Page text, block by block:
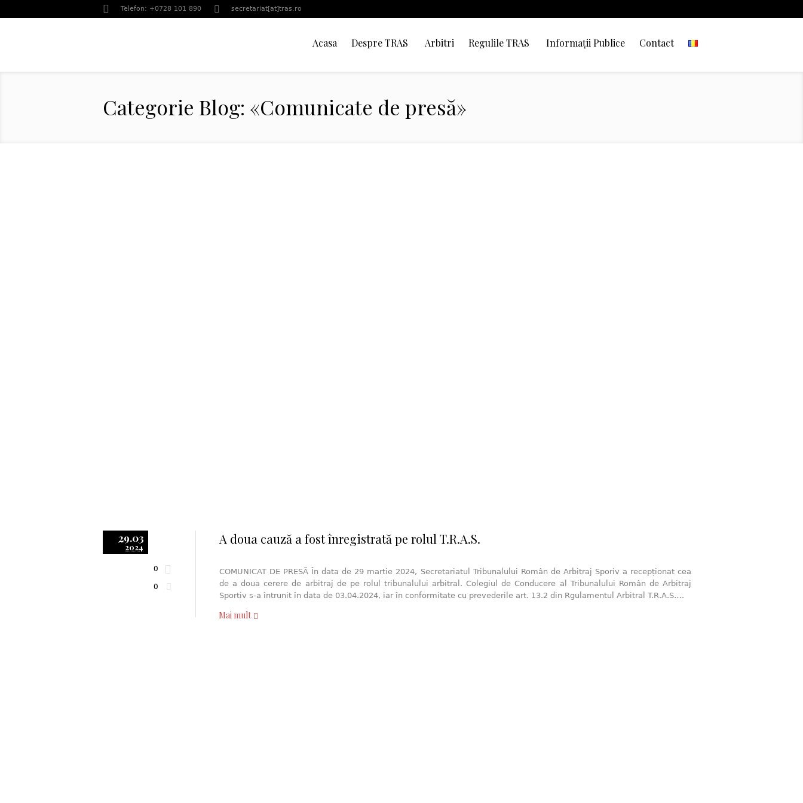
Telefon: +0728 101 890 secretariat[at]tras.ro
Acasa Despre TRAS Arbitri Regulile TRAS Informații Publice Contact
Categorie Blog: «Comunicate de presă»
29.03
2024
0
0
A doua cauză a fost înregistrată pe rolul T.R.A.S.
COMUNICAT DE PRESĂ În data de 29 martie 2024, Secretariatul Tribunalului Român de Arbitraj Sporiv a recepționat cea
de a doua cerere de arbitraj de pe rolul tribunalului arbitral. Colegiul de Conducere al Tribunalului Român de Arbitraj
Sportiv s-a întrunit în data de 03.04.2024, iar în conformitate cu prevederile art. 13.2 din Rgulamentul Arbitral T.R.A.S….
Mai mult